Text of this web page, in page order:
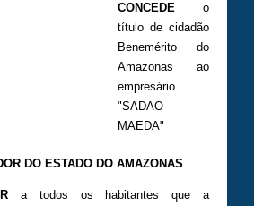
CONCEDEo
título de cidadão
Benemérito do
Amazonas ao
empresário
"SADAO
MAEDA"
DO ESTADO DO AMAZONAS
a todos os habitantes que a